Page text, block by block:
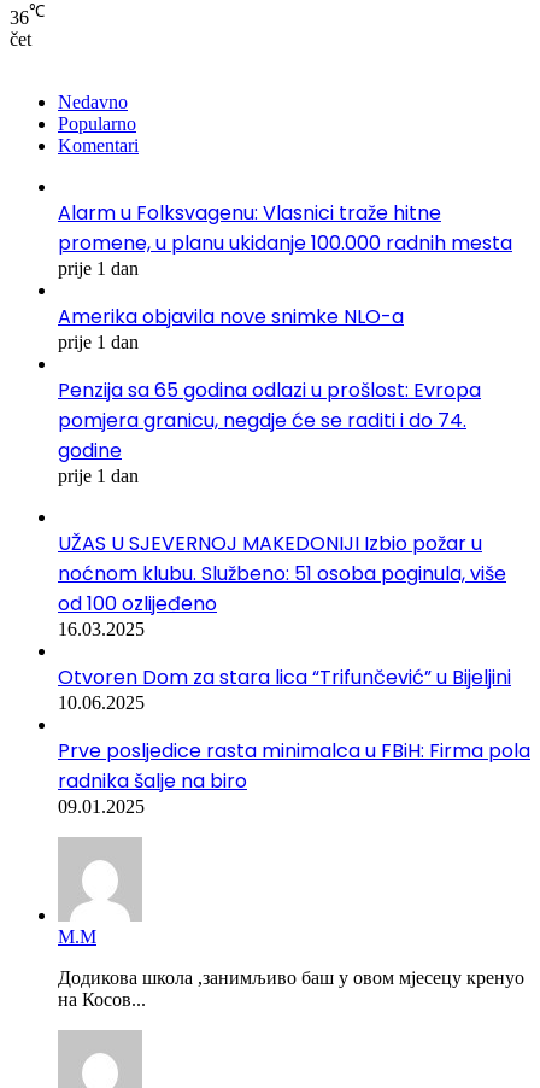
36℃
čet
Nedavno
Popularno
Komentari
Alarm u Folksvagenu: Vlasnici traže hitne
promene, u planu ukidanje 100.000 radnih mesta
prije 1 dan
Amerika objavila nove snimke NLO-a
prije 1 dan
Penzija sa 65 godina odlazi u prošlost: Evropa
pomjera granicu, negdje će se raditi i do 74.
godine
prije 1 dan
UŽAS U SJEVERNOJ MAKEDONIJI Izbio požar u
noćnom klubu. Službeno: 51 osoba poginula, više
od 100 ozlijeđeno
16.03.2025
Otvoren Dom za stara lica “Trifunčević” u Bijeljini
10.06.2025
Prve posljedice rasta minimalca u FBiH: Firma pola
radnika šalje na biro
09.01.2025
М.М
Додикова школа ,занимљиво баш у овом мјесецу кренуо
на Косов...